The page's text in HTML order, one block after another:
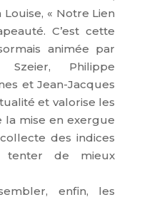
Louise, « Notre Lien
C’est cette
animée par
Philippe
et Jean-Jacques
et valorise les
la mise en exergue
des indices
tenter de mieux
enfin, les